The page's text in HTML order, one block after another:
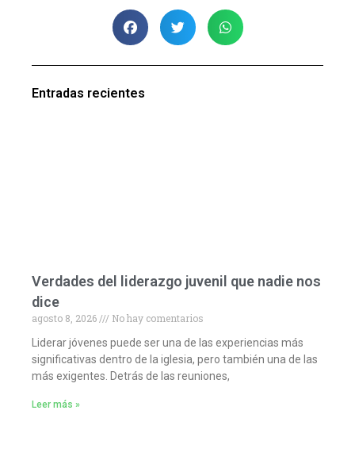
Entradas recientes
Verdades del liderazgo juvenil que nadie nos
dice
agosto 8, 2026
No hay comentarios
Liderar jóvenes puede ser una de las experiencias más
significativas dentro de la iglesia, pero también una de las
más exigentes. Detrás de las reuniones,
Leer más »